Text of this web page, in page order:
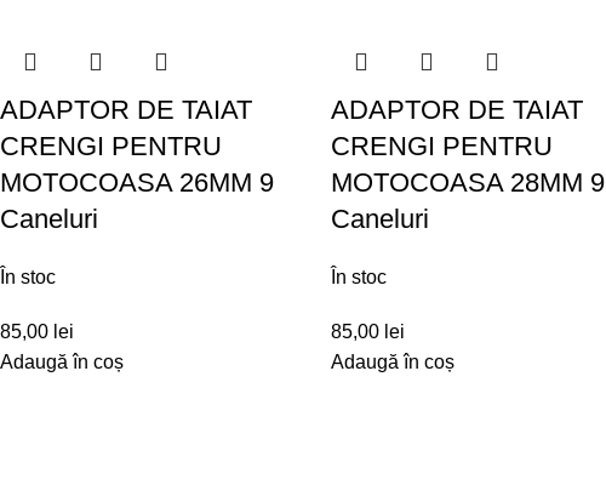
ADAPTOR DE TAIAT
CRENGI PENTRU
MOTOCOASA 26MM 9
Caneluri
În stoc
85,00 lei
Adaugă în coș
ADAPTOR DE TAIAT
CRENGI PENTRU
MOTOCOASA 28MM 9
Caneluri
În stoc
85,00 lei
Adaugă în coș